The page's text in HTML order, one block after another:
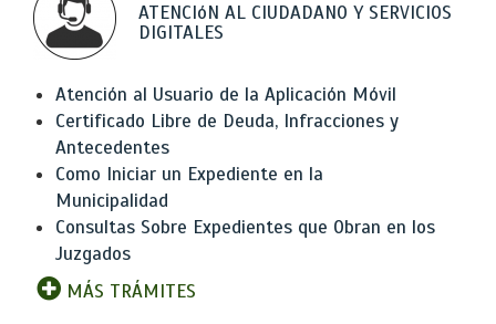
ATENCIóN AL CIUDADANO Y SERVICIOS
DIGITALES
Atención al Usuario de la Aplicación Móvil
Certificado Libre de Deuda, Infracciones y
Antecedentes
Como Iniciar un Expediente en la
Municipalidad
Consultas Sobre Expedientes que Obran en los
Juzgados
MÁS TRÁMITES